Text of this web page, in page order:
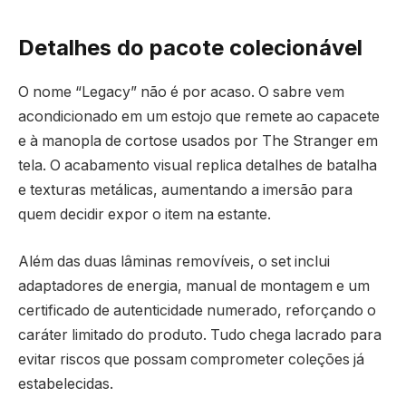
Detalhes do pacote colecionável
O nome “Legacy” não é por acaso. O sabre vem
acondicionado em um estojo que remete ao capacete
e à manopla de cortose usados por The Stranger em
tela. O acabamento visual replica detalhes de batalha
e texturas metálicas, aumentando a imersão para
quem decidir expor o item na estante.
Além das duas lâminas removíveis, o set inclui
adaptadores de energia, manual de montagem e um
certificado de autenticidade numerado, reforçando o
caráter limitado do produto. Tudo chega lacrado para
evitar riscos que possam comprometer coleções já
estabelecidas.